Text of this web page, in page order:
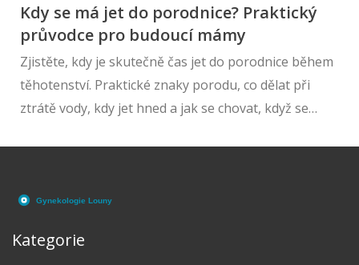
Kdy se má jet do porodnice? Praktický
průvodce pro budoucí mámy
Zjistěte, kdy je skutečně čas jet do porodnice během
těhotenství. Praktické znaky porodu, co dělat při
ztrátě vody, kdy jet hned a jak se chovat, když se
Kategorie